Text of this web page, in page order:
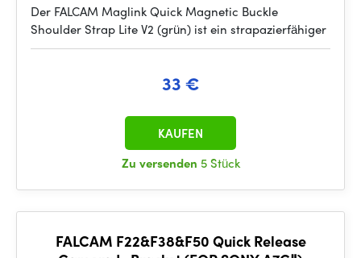
Der FALCAM Maglink Quick Magnetic Buckle
Shoulder Strap Lite V2 (grün) ist ein strapazierfähiger
33 €
Zu versenden 5 Stück
KAUFEN
FALCAM F22&F38&F50 Quick Release